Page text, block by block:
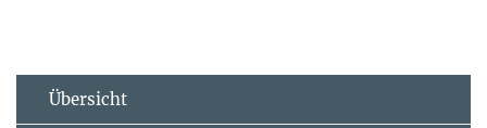
Übersicht